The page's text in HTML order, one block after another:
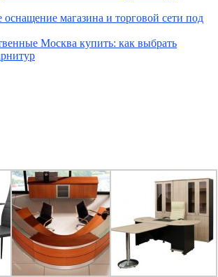
оснащение магазина и торговой сети под
Москва купить: как выбрать